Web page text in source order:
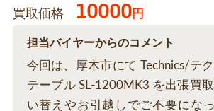
買取価格 10000円
担当バイヤーからのコメント
今回は、厚木市にて Technics/テ
テーブル SL-1200MK3 を出張買
い替えやお引越しでご不要にな